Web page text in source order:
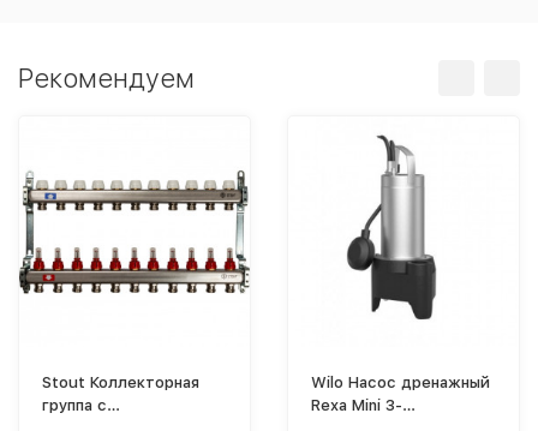
Рекомендуем
Stout Коллекторная
группа с
Wilo Насос дренажный
Rexa Mini 3-